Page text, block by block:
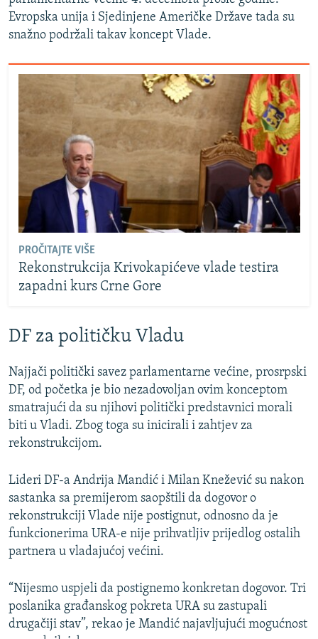
Evropska unija i Sjedinjene Američke Države tada su
snažno podržali takav koncept Vlade.
PROČITAJTE VIŠE
Rekonstrukcija Krivokapićeve vlade testira
zapadni kurs Crne Gore
DF za političku Vladu
Najjači politički savez parlamentarne većine, prosrpski
DF, od početka je bio nezadovoljan ovim konceptom
smatrajući da su njihovi politički predstavnici morali
biti u Vladi. Zbog toga su inicirali i zahtjev za
rekonstrukcijom.
Lideri DF-a Andrija Mandić i Milan Knežević su nakon
sastanka sa premijerom saopštili da dogovor o
rekonstrukciji Vlade nije postignut, odnosno da je
funkcionerima URA-e nije prihvatljiv prijedlog ostalih
partnera u vladajućoj većini.
“Nijesmo uspjeli da postignemo konkretan dogovor. Tri
poslanika građanskog pokreta URA su zastupali
drugačiji stav”, rekao je Mandić najavljujući mogućnost